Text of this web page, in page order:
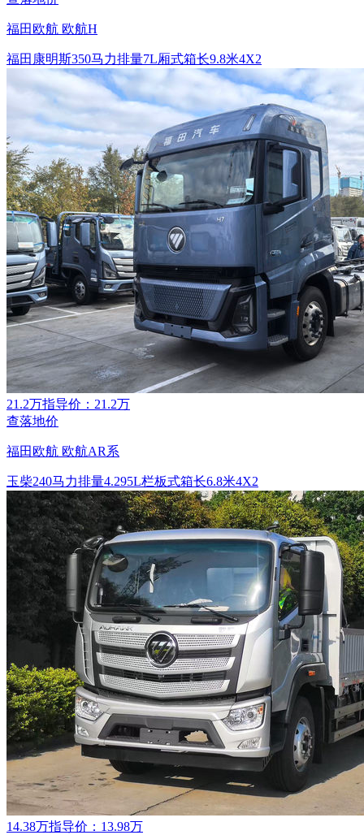
福田欧航 欧航H
福田康明斯350马力排量7L厢式箱长9.8米4X2
21.2万指导价：21.2万
查落地价
福田欧航 欧航AR系
玉柴240马力排量4.295L栏板式箱长6.8米4X2
14.38万指导价：13.98万